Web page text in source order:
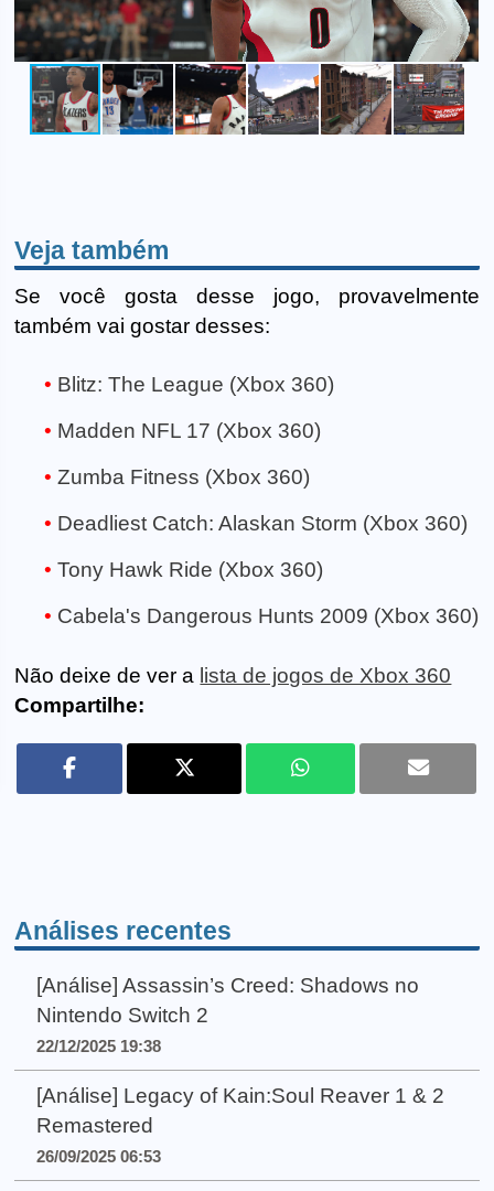
Veja também
Se você gosta desse jogo, provavelmente
também vai gostar desses:
Blitz: The League (Xbox 360)
Madden NFL 17 (Xbox 360)
Zumba Fitness (Xbox 360)
Deadliest Catch: Alaskan Storm (Xbox 360)
Tony Hawk Ride (Xbox 360)
Cabela's Dangerous Hunts 2009 (Xbox 360)
Não deixe de ver a lista de jogos de Xbox 360
Compartilhe:
Análises recentes
[Análise] Assassin’s Creed: Shadows no
Nintendo Switch 2
22/12/2025 19:38
[Análise] Legacy of Kain:Soul Reaver 1 & 2
Remastered
26/09/2025 06:53